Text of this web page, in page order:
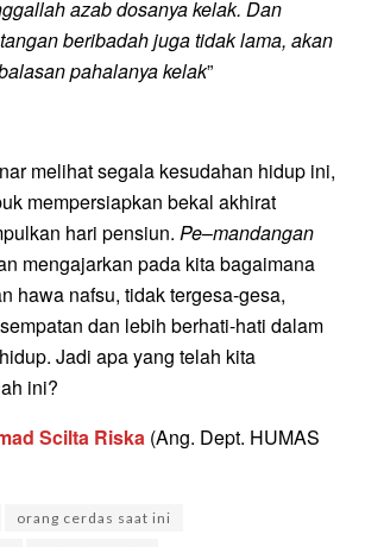
azab dosanya kelak. Dan
beribadah juga tidak lama, akan
pahalanya kelak”
melihat segala kesudahan hidup ini,
mempersiapkan bekal akhirat
hari pensiun. Pe–mandangan
mengajarkan pada kita bagaimana
hawa nafsu, tidak tergesa-gesa,
dan lebih berhati-hati dalam
Jadi apa yang telah kita
ini?
Scilta Riska (Ang. Dept. HUMAS
orang cerdas saat ini